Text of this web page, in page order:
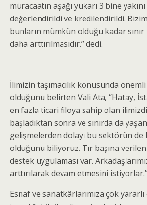
müracaatın aşağı yukarı 3 bine
değerlendirildi ve kredilendirildi.
bunların mümkün olduğu kadar
daha arttırılmasıdır.’’ dedi.
İlimizin taşımacılık konusunda
olduğunu belirten Vali Ata, ‘’Hatay,
en fazla ticari filoya sahip olan
başladıktan sonra ve sınırda da
gelişmelerden dolayı bu sektörün de
olduğunu biliyoruz. Tır başına
destek uygulaması var.
arttırılarak devam etmesini
Esnaf ve sanatkârlarımıza çok yararlı